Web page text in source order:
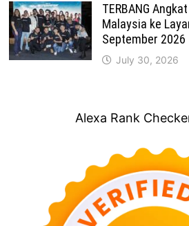
TERBANG
Malaysia ke
September 2026
July 30, 2026
Alexa Rank